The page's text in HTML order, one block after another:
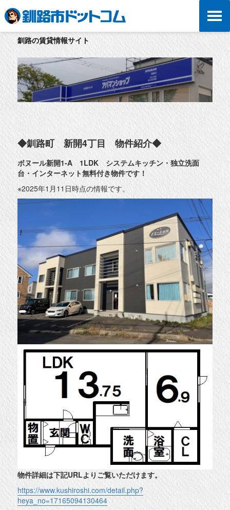
釧路の賃貸情報サイト
◆釧路町 新開4丁目 物件紹介◆
ボヌール新開1-A 1LDK システムキッチン・独立洗面
台・インターネット無料付き物件です！
※2025年1月11日時点の情報です。
物件詳細は下記URLよりご覧いただけます。
https://www.kushiroshi.com/detail.php?
heya_no=17165094130464